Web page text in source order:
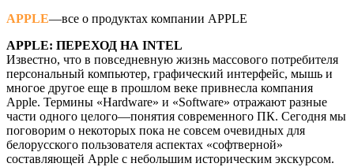
APPLE—все о продуктах компании APPLE
APPLE: ПЕРЕХОД НА INTEL
Известно, что в повседневную жизнь массового потребителя
персональный компьютер, графический интерфейс, мышь и
многое другое еще в прошлом веке привнесла компания
Apple. Термины «Hardware» и «Software» отражают разные
части одного целого—понятия современного ПК. Сегодня мы
поговорим о некоторых пока не совсем очевидных для
белорусского пользователя аспектах «софтверной»
составляющей Apple с небольшим историческим экскурсом.